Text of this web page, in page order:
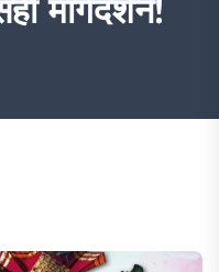
मार्गदर्शन!